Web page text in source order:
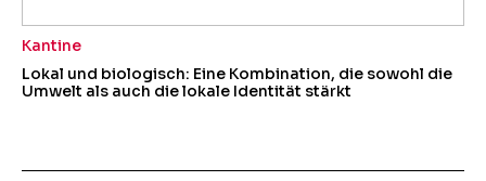
Lokal und biologisch: Eine Kombination, die sowohl die
Umwelt als auch die lokale Identität stärkt
Kantine